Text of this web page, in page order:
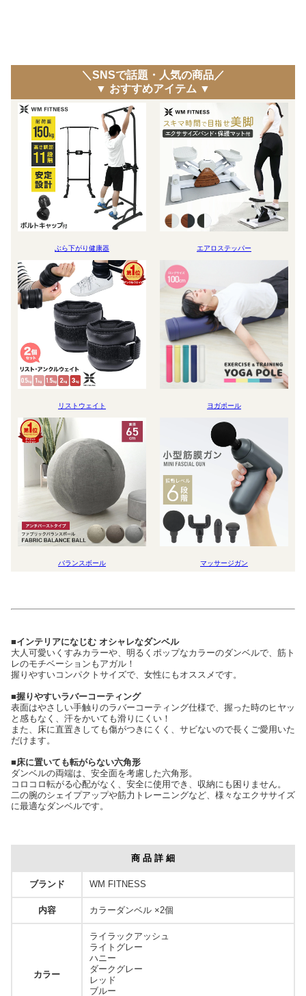
＼SNSで話題・人気の商品／
▼ おすすめアイテム ▼
ぶら下がり健康器 エアロステッパー
リストウェイト ヨガポール
バランスボール マッサージガン
■インテリアになじむ オシャレなダンベル
大人可愛いくすみカラーや、明るくポップなカラーのダンベルで、筋ト
レのモチベーションもアガル！
握りやすいコンパクトサイズで、女性にもオススメです。
■握りやすいラバーコーティング
表面はやさしい手触りのラバーコーティング仕様で、握った時のヒヤッ
と感もなく、汗をかいても滑りにくい！
また、床に直置きしても傷がつきにくく、サビないので長くご愛用いた
だけます。
■床に置いても転がらない六角形
ダンベルの両端は、安全面を考慮した六角形。
コロコロ転がる心配がなく、安全に使用でき、収納にも困りません。
二の腕のシェイプアップや筋力トレーニングなど、様々なエクササイズ
に最適なダンベルです。
商 品 詳 細
ブランド WM FITNESS
内容 カラーダンベル ×2個
カラー
ライラックアッシュ
ライトグレー
ハニー
ダークグレー
レッド
ブルー